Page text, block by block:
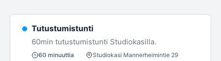
Tutustumistunti
60min tutustumistunti Studiokasilla.
60 minuuttia
Studiokasi Mannerheimintie 29